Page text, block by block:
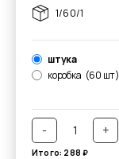
1/60/1
штука
коробка (60 шт)
- +
Итого: 288 ₽